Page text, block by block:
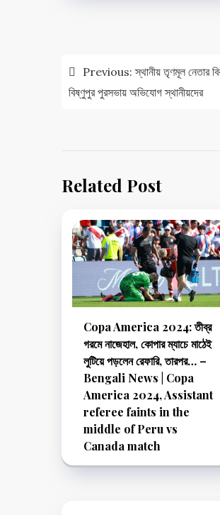
navigation
Previous: স্থানীয় তৃণমূল নেতার
বিষ্ণুপুর পুরসভায় অভিযোগ স্থানীয়দের
Related Post
Copa America 2024: তীব্র
গরমে নাজেহাল, কোপার ম্যাচে মাঠেই
লুটিয়ে পড়লেন রেফারি, তারপর… –
Bengali News | Copa
America 2024, Assistant
referee faints in the
middle of Peru vs
Canada match